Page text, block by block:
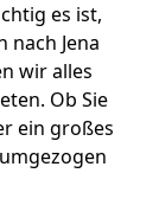
es ist,
nach Jena
wir alles
Ob Sie
ein großes